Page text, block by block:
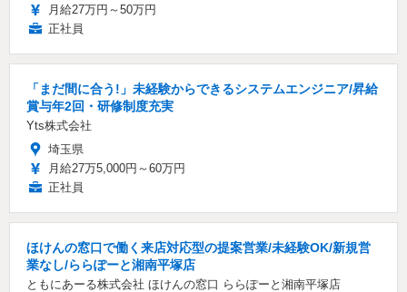
月給27万円～50万円
正社員
「まだ間に合う!」未経験からできるシステムエンジニア/昇給
賞与年2回・研修制度充実
Yts株式会社
埼玉県
月給27万5,000円～60万円
正社員
ほけんの窓口で働く来店対応型の提案営業/未経験OK/新規営
業なし/ららぽーと湘南平塚店
ともにあーる株式会社 ほけんの窓口 ららぽーと湘南平塚店